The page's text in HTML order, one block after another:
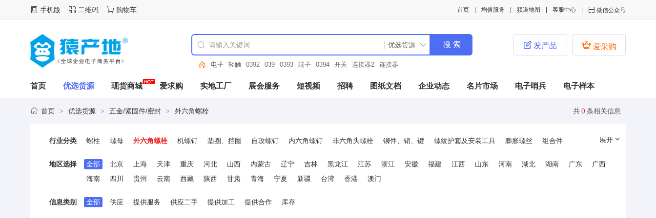
手机版 二维码 购物车  微信公众号
客服中心
频道地图
增值服务
首页
电子 轻触 0392 039 0393 端子 0394 开关 连接器2 连接器
 爱采购
 发产品
首页 优选货源 现货商城 爱求购 实地工厂 展会服务 短视频 招聘 图纸文档 企业动态 名片市场 电子哨兵 电子样本
共0条相关信息
首页 > 优选货源 > 五金/紧固件/密封 > 外六角螺栓
行业分类 螺柱 螺母 外六角螺栓 机螺钉 垫圈、挡圈 自攻螺钉 内六角螺钉 非六角头螺栓 铆件、销、键 螺纹护套及安装工具 膨胀螺丝
组合件
展开
地区选择 全部 北京 上海 天津 重庆 河北 山西 内蒙古 辽宁 吉林 黑龙江 江苏 浙江 安徽 福建 江西 山东 河南 湖北 湖南 广东
广西
海南
四川 贵州 云南 西藏 陕西 甘肃 青海 宁夏 新疆 台湾 香港 澳门
信息类别 全部 供应 提供服务 供应二手 提供加工 提供合作 库存